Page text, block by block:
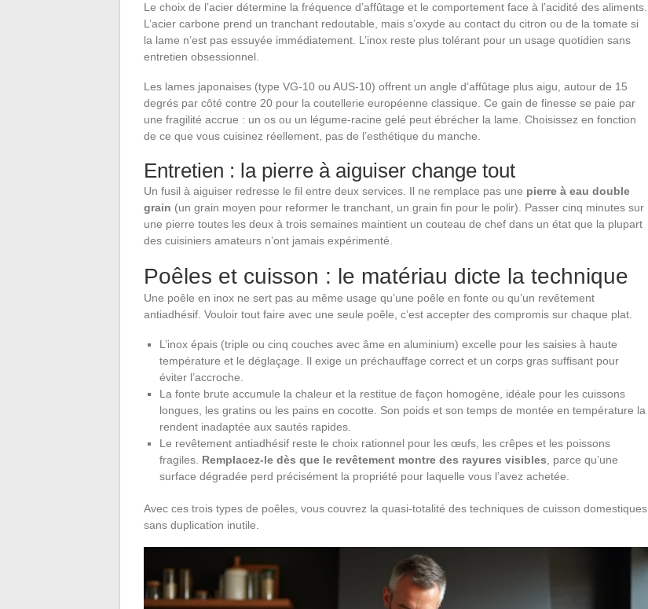
Le choix de l’acier détermine la fréquence d’affûtage et le comportement face à l’acidité des aliments.
L’acier carbone prend un tranchant redoutable, mais s’oxyde au contact du citron ou de la tomate si
la lame n’est pas essuyée immédiatement. L’inox reste plus tolérant pour un usage quotidien sans
entretien obsessionnel.
Les lames japonaises (type VG-10 ou AUS-10) offrent un angle d’affûtage plus aigu, autour de 15
degrés par côté contre 20 pour la coutellerie européenne classique. Ce gain de finesse se paie par
une fragilité accrue : un os ou un légume-racine gelé peut ébrécher la lame. Choisissez en fonction
de ce que vous cuisinez réellement, pas de l’esthétique du manche.
Entretien : la pierre à aiguiser change tout
Un fusil à aiguiser redresse le fil entre deux services. Il ne remplace pas une pierre à eau double
grain (un grain moyen pour reformer le tranchant, un grain fin pour le polir). Passer cinq minutes sur
une pierre toutes les deux à trois semaines maintient un couteau de chef dans un état que la plupart
des cuisiniers amateurs n’ont jamais expérimenté.
Poêles et cuisson : le matériau dicte la technique
Une poêle en inox ne sert pas au même usage qu’une poêle en fonte ou qu’un revêtement
antiadhésif. Vouloir tout faire avec une seule poêle, c’est accepter des compromis sur chaque plat.
L’inox épais (triple ou cinq couches avec âme en aluminium) excelle pour les saisies à haute
température et le déglaçage. Il exige un préchauffage correct et un corps gras suffisant pour
éviter l’accroche.
La fonte brute accumule la chaleur et la restitue de façon homogène, idéale pour les cuissons
longues, les gratins ou les pains en cocotte. Son poids et son temps de montée en température la
rendent inadaptée aux sautés rapides.
Le revêtement antiadhésif reste le choix rationnel pour les œufs, les crêpes et les poissons
fragiles. Remplacez-le dès que le revêtement montre des rayures visibles, parce qu’une
surface dégradée perd précisément la propriété pour laquelle vous l’avez achetée.
Avec ces trois types de poêles, vous couvrez la quasi-totalité des techniques de cuisson domestiques
sans duplication inutile.